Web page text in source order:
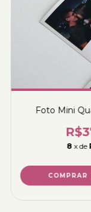
Foto Mini
8 x de
COMPRAR